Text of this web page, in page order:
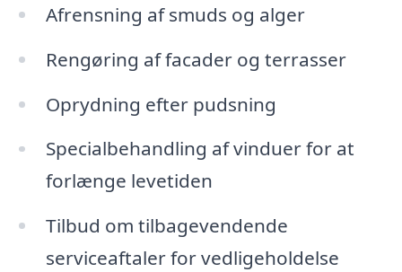
Afrensning af smuds og alger
Rengøring af facader og terrasser
Oprydning efter pudsning
Specialbehandling af vinduer for at
forlænge levetiden
Tilbud om tilbagevendende
serviceaftaler for vedligeholdelse